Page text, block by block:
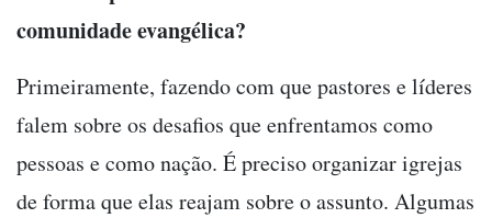
comunidade evangélica?
Primeiramente, fazendo com que pastores e líderes
falem sobre os desafios que enfrentamos como
pessoas e como nação. É preciso organizar igrejas
de forma que elas reajam sobre o assunto. Algumas